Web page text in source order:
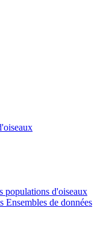
populations d'oiseaux
Ensembles de données